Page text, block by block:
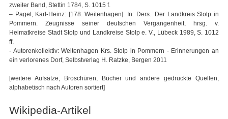
zweiter Band, Stettin 1784, S. 1015 f.
– Pagel, Karl-Heinz: [178. Weitenhagen]. In: Ders.: Der Landkreis Stolp in
Pommern. Zeugnisse seiner deutschen Vergangenheit, hrsg. v.
Heimatkreise Stadt Stolp und Landkreise Stolp e. V., Lübeck 1989, S. 1012
ff.
- Autorenkollektiv: Weitenhagen Krs. Stolp in Pommern - Erinnerungen an
ein verlorenes Dorf, Selbstverlag H. Ratzke, Bergen 2011
[weitere Aufsätze, Broschüren, Bücher und andere gedruckte Quellen,
alphabetisch nach Autoren sortiert]
Wikipedia-Artikel